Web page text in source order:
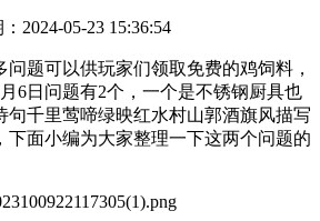
2024-05-23 15:36:54
题可以供玩家们领取免费的鸡饲料，
6日问题有2个，一个是不锈钢厨具也
句千里莺啼绿映红水村山郭酒旗风描写
下面小编为大家整理一下这两个问题的